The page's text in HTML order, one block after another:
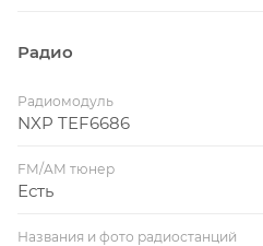
Радио
Радиомодуль
NXP TEF6686
FM/AM тюнер
Есть
Названия и фото радиостанций